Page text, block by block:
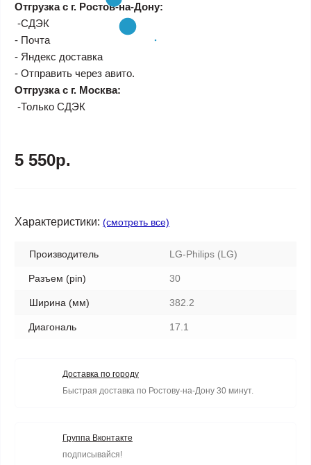
Отгрузка с г. Ростов-на-Дону:
-СДЭК
- Почта
- Яндекс доставка
- Отправить через авито.
Отгрузка с г. Москва:
-Только СДЭК
5 550р.
Характеристики: (смотреть все)
Производитель LG-Philips (LG)
Разъем (pin) 30
Ширина (мм) 382.2
Диагональ 17.1
Доставка по городу
Быстрая доставка по Ростову-на-Дону 30 минут.
Группа Вконтакте
подписывайся!